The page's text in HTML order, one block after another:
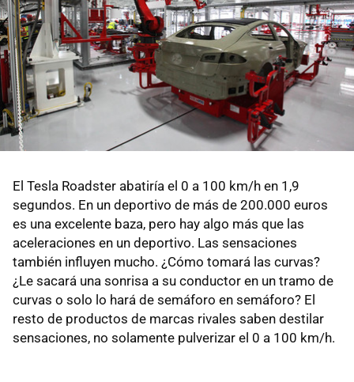
El Tesla Roadster abatiría el 0 a 100 km/h en 1,9
segundos. En un deportivo de más de 200.000 euros
es una excelente baza, pero hay algo más que las
aceleraciones en un deportivo. Las sensaciones
también influyen mucho. ¿Cómo tomará las curvas?
¿Le sacará una sonrisa a su conductor en un tramo de
curvas o solo lo hará de semáforo en semáforo? El
resto de productos de marcas rivales saben destilar
sensaciones, no solamente pulverizar el 0 a 100 km/h.